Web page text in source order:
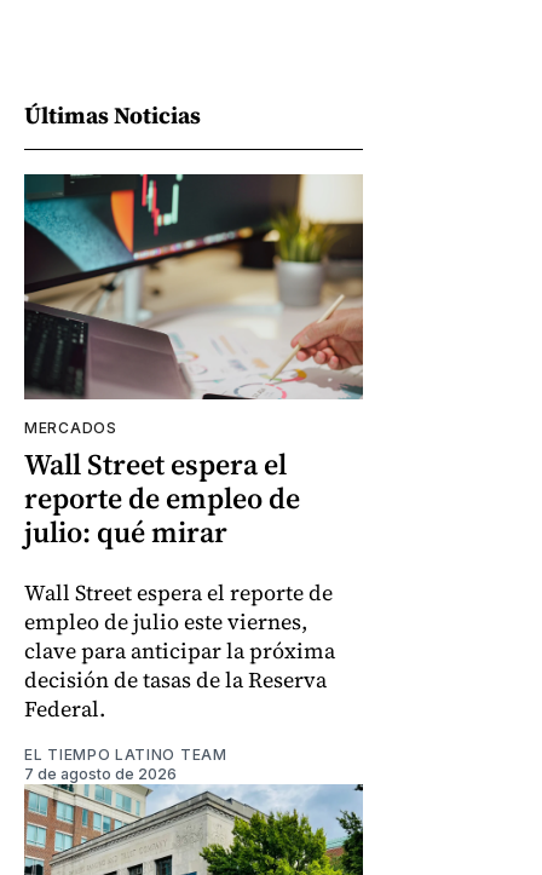
Últimas Noticias
MERCADOS
Wall Street espera el
reporte de empleo de
julio: qué mirar
Wall Street espera el reporte de
empleo de julio este viernes,
clave para anticipar la próxima
decisión de tasas de la Reserva
Federal.
EL TIEMPO LATINO TEAM
7 de agosto de 2026